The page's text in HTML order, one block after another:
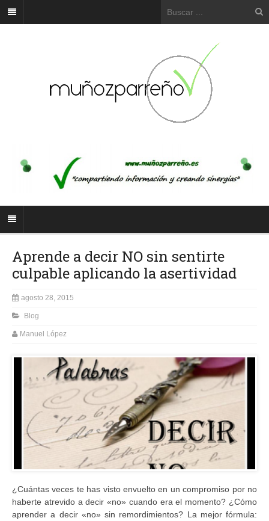
Aprende a decir NO sin sentirte
culpable aplicando la asertividad
agosto 28, 2015
Blog
Manuel López
¿Cuántas veces te has visto envuelto en un compromiso por no
haberte atrevido a decir «no» cuando era el momento? ¿Cómo
aprender a decir «no» sin remordimientos? La mejor fórmula: